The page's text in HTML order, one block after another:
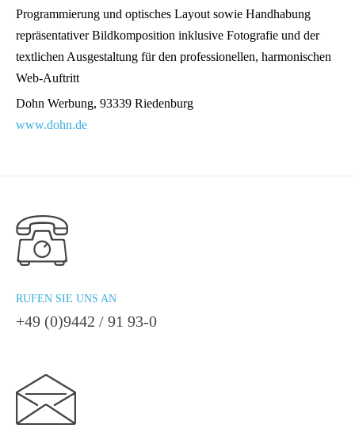
Programmierung und optisches Layout sowie Handhabung
repräsentativer Bildkomposition inklusive Fotografie und der
textlichen Ausgestaltung für den professionellen, harmonischen
Web-Auftritt
Dohn Werbung, 93339 Riedenburg
www.dohn.de
RUFEN SIE UNS AN
+49 (0)9442 / 91 93-0